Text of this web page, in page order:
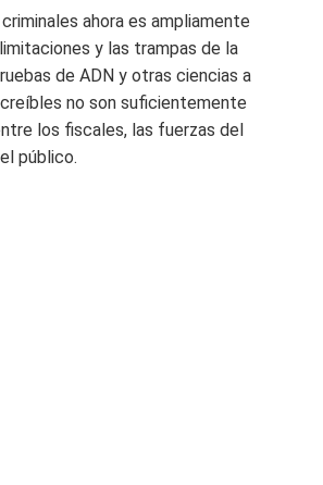
ahora es ampliamente
y las trampas de la
de ADN y otras ciencias a
no son suficientemente
los fiscales, las fuerzas del
público.